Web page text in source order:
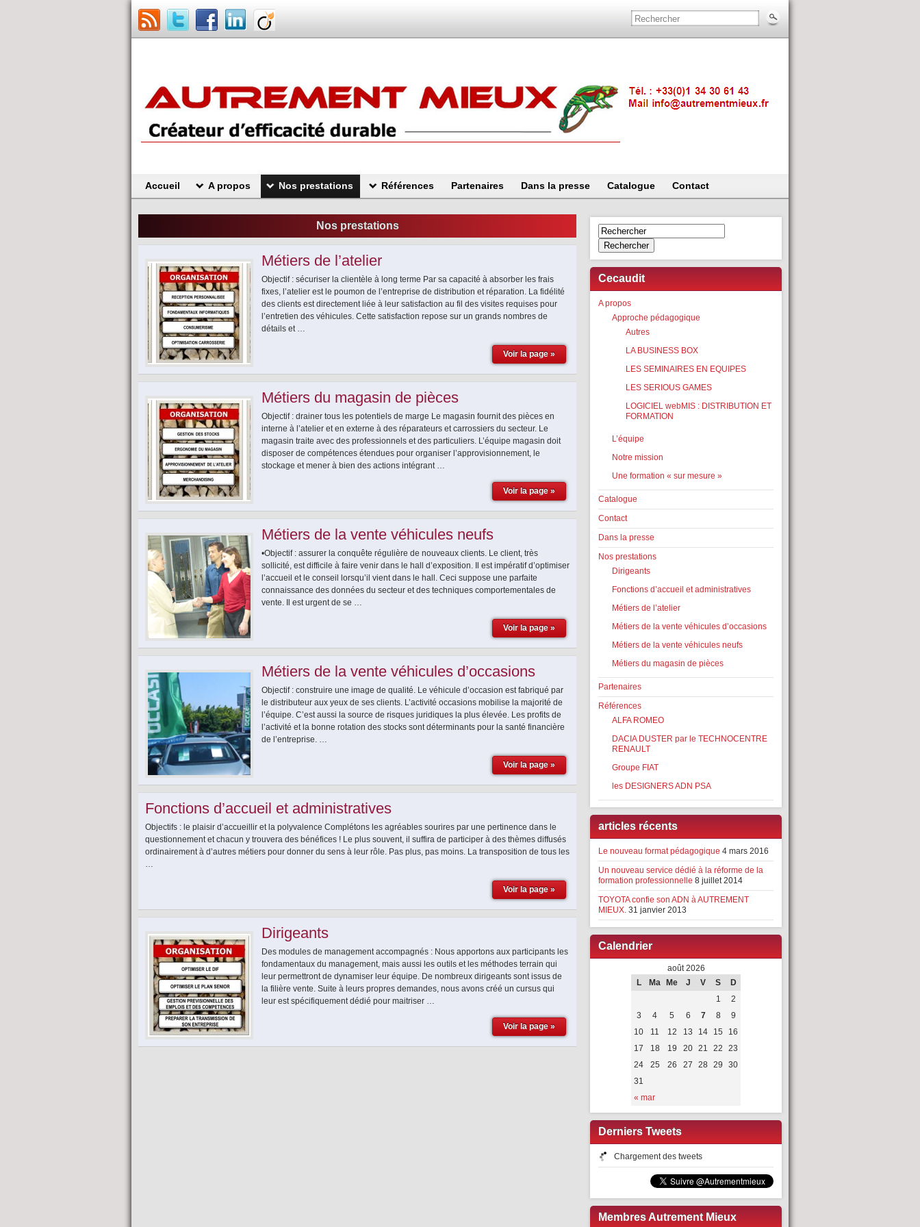
Accueil A propos Nos prestations Références Partenaires Dans la presse Catalogue Contact
Nos prestations
Métiers de l’atelier
Objectif : sécuriser la clientèle à long terme Par sa capacité à absorber les frais
fixes, l’atelier est le poumon de l’entreprise de distribution et réparation. La fidélité
des clients est directement liée à leur satisfaction au fil des visites requises pour
l’entretien des véhicules. Cette satisfaction repose sur un grands nombres de
détails et …
Voir la page »
Métiers du magasin de pièces
Objectif : drainer tous les potentiels de marge Le magasin fournit des pièces en
interne à l’atelier et en externe à des réparateurs et carrossiers du secteur. Le
magasin traite avec des professionnels et des particuliers. L’équipe magasin doit
disposer de compétences étendues pour organiser l’approvisionnement, le
stockage et mener à bien des actions intégrant …
Voir la page »
Métiers de la vente véhicules neufs
•Objectif : assurer la conquête régulière de nouveaux clients. Le client, très
sollicité, est difficile à faire venir dans le hall d’exposition. Il est impératif d’optimiser
l’accueil et le conseil lorsqu’il vient dans le hall. Ceci suppose une parfaite
connaissance des données du secteur et des techniques comportementales de
vente. Il est urgent de se …
Voir la page »
Métiers de la vente véhicules d’occasions
Objectif : construire une image de qualité. Le véhicule d’occasion est fabriqué par
le distributeur aux yeux de ses clients. L’activité occasions mobilise la majorité de
l’équipe. C’est aussi la source de risques juridiques la plus élevée. Les profits de
l’activité et la bonne rotation des stocks sont déterminants pour la santé financière
de l’entreprise. …
Voir la page »
Fonctions d’accueil et administratives
Objectifs : le plaisir d’accueillir et la polyvalence Complétons les agréables sourires par une pertinence dans le
questionnement et chacun y trouvera des bénéfices ! Le plus souvent, il suffira de participer à des thèmes diffusés
ordinairement à d’autres métiers pour donner du sens à leur rôle. Pas plus, pas moins. La transposition de tous les
…
Voir la page »
Dirigeants
Des modules de management accompagnés : Nous apportons aux participants les
fondamentaux du management, mais aussi les outils et les méthodes terrain qui
leur permettront de dynamiser leur équipe. De nombreux dirigeants sont issus de
la filière vente. Suite à leurs propres demandes, nous avons créé un cursus qui
leur est spécifiquement dédié pour maitriser …
Voir la page »
Rechercher
Cecaudit
A propos
Approche pédagogique
Autres
LA BUSINESS BOX
LES SEMINAIRES EN EQUIPES
LES SERIOUS GAMES
LOGICIEL webMIS : DISTRIBUTION ET
FORMATION
L’équipe
Notre mission
Une formation « sur mesure »
Catalogue
Contact
Dans la presse
Nos prestations
Dirigeants
Fonctions d’accueil et administratives
Métiers de l’atelier
Métiers de la vente véhicules d’occasions
Métiers de la vente véhicules neufs
Métiers du magasin de pièces
Partenaires
Références
ALFA ROMEO
DACIA DUSTER par le TECHNOCENTRE
RENAULT
Groupe FIAT
les DESIGNERS ADN PSA
articles récents
Le nouveau format pédagogique 4 mars 2016
Un nouveau service dédié à la réforme de la
formation professionnelle 8 juillet 2014
TOYOTA confie son ADN à AUTREMENT
MIEUX. 31 janvier 2013
Calendrier
août 2026
L
Ma Me J V S D
« mar
1
2
3
4 5 6 7 8
9
10
11 12 13 14 15
16
17
18 19 20 21 22
23
24
25 26 27 28 29
30
31
Derniers Tweets
Chargement des tweets
Membres Autrement Mieux